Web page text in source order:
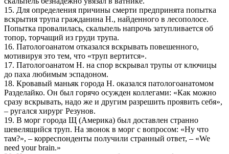
15. Для определения причины смерти предпринята попытка
вскрытия трупа гражданина Н., найденного в лесополосе.
Попытка провалилась, скальпель напрочь затупливается об
топор, торчащий из груди трупа.
16. Патологоанатом отказался вскрывать повешенного,
мотивируя это тем, что «труп вертится».
17. Патологоанатом Н. на спор вскрывал трупы от ключицы
до паха любимым эспадоном.
18. Кровавый маньяк города Н. оказался патологоанатомом
Разделайко. Он был горячо осужден коллегами: «Как можно
сразу вскрывать, надо же и другим разрешить проявить себя»,
– ругался хирург Резунов.
19. В морг города Щ (Америка) был доставлен странно
шевелящийся труп. На звонок в морг с вопросом: «Ну что
там?», – корреспонденты получили странный ответ, – «We
need your brain.»